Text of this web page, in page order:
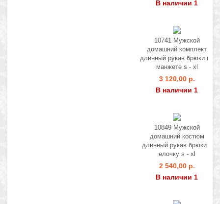
В наличии 1
10741 Мужской
домашний комплект
длинный рукав брюки на
манжете s - xl
3 120,00 р.
В наличии 1
10849 Мужской
домашний костюм
длинный рукав брюки в
елочку s - xl
2 540,00 р.
В наличии 1